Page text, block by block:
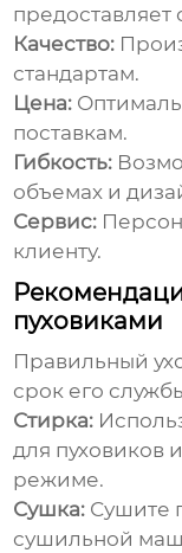
Качество:
стандартам.
Цена:
поставкам.
Гибкость:
объемах и
Сервис:
клиенту.
пуховиками
Правильный
срок его
Стирка:
для пуховиков
режиме.
Сушка: Сушите
сушильной